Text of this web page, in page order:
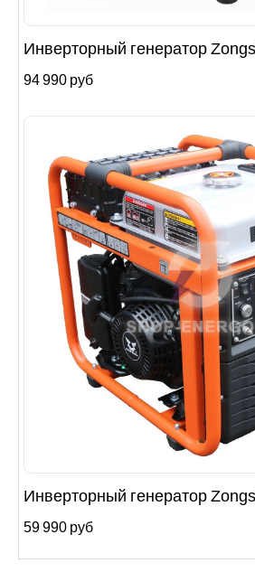
Инверторный генератор
94 990 руб
Инверторный генератор
59 990 руб